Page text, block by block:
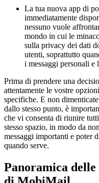
La tua nuova app di
immediatamente
nessuno vuole
mondo in cui le
sulla privacy dei dati
utenti, soprattutto
i messaggi personali
Prima di prendere una
attentamente le vostre
specifiche. E non
dallo stesso punto, è
che vi consenta di riunire
stesso spazio, in modo da
messaggi importanti e poter
quando serve.
Panoramica